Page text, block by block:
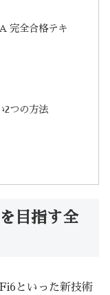
完全合格テキ
2つの方法
目指す全
といった新技術